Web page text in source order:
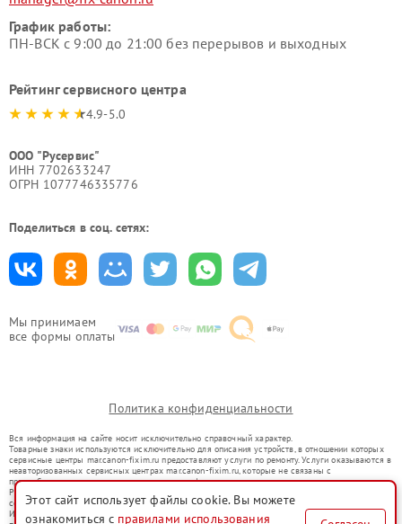
Мы принимаем
все формы оплаты
График работы:
ПН-ВСК с 9:00 до 21:00 без перерывов и выходных
Рейтинг сервисного центра
4.9-5.0
ООО "Русервис"
ИНН 7702633247
ОГРН 1077746335776
Поделиться в соц. сетях:
Политика конфиденциальности
Вся информация на сайте носит исключительно справочный характер.
Товарные знаки используются исключительно для описания устройств, в отношении которых
сервисные центры mar.canon-fixim.ru предоставляют услуги по ремонту. Услуги оказываются в
неавторизованных сервисных центрах mar.canon-fixim.ru, которые не связаны с
правообладателями товарных знаков или их официальными представителями.
Ремонт осуществляется для устройств, уже введенных в гражданский оборот в соответствии
со статьей 1487 ГК РФ.
Использование товарных знаков не преследует цели индивидуализации услуг или введения
Этот сайт использует файлы cookie. Вы можете
ознакомиться с правилами использования